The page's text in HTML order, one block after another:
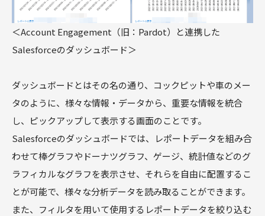
＜Account Engagement（旧：Pardot）と連携した
Salesforceのダッシュボード＞
ダッシュボードとはその名の通り、コックピットや車のメー
タのように、様々な情報・データから、重要な情報を統合
し、ピックアップして表示する画面のことです。
Salesforceのダッシュボードでは、レポートデータを組み合
わせて棒グラフやドーナツグラフ、ゲージ、統計値などのグ
ラフィカルなグラフを表示させ、それらを自由に配置するこ
とが可能で、様々な分析データを読み取ることができます。
また、フィルタを用いて使用するレポートデータを絞り込む